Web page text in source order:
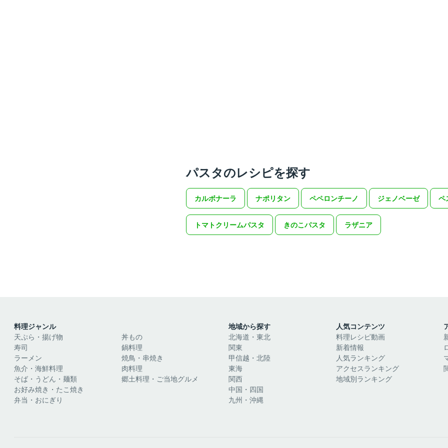
パスタのレシピを探す
カルボナーラ ナポリタン ペペロンチーノ ジェノベーゼ ペ
トマトクリームパスタ きのこパスタ ラザニア
料理ジャンル
天ぷら・揚げ物
寿司
ラーメン
魚介・海鮮料理
そば・うどん・麺類
お好み焼き・たこ焼き
弁当・おにぎり
丼もの
鍋料理
焼鳥・串焼き
肉料理
郷土料理・ご当地グルメ
地域から探す
北海道・東北
関東
甲信越・北陸
東海
関西
中国・四国
九州・沖縄
人気コンテンツ
料理レシピ動画
新着情報
人気ランキング
アクセスランキング
地域別ランキング